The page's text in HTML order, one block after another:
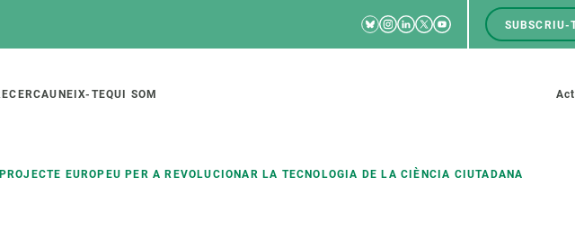
RRSS
Bluesky
Instagram
Linkedin
TwitterYoutube
SUBSCRIU-
navigation
UNEIX-TEQUI SOM
EUROPEU PER A REVOLUCIONAR LA TECNOLOGIA DE LA CIÈNCIA CIUTADANA